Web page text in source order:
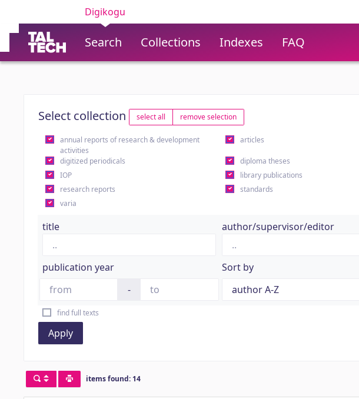
Digikogu
Search Collections Indexes FAQ
Select collection select all remove selection
annual reports of research & development
activities
articles
digitized periodicals diploma theses
IOP
library publications
research reports
standards
varia
title author/supervisor/editor
publication year
-
Sort by
find full texts
Apply
items found: 14